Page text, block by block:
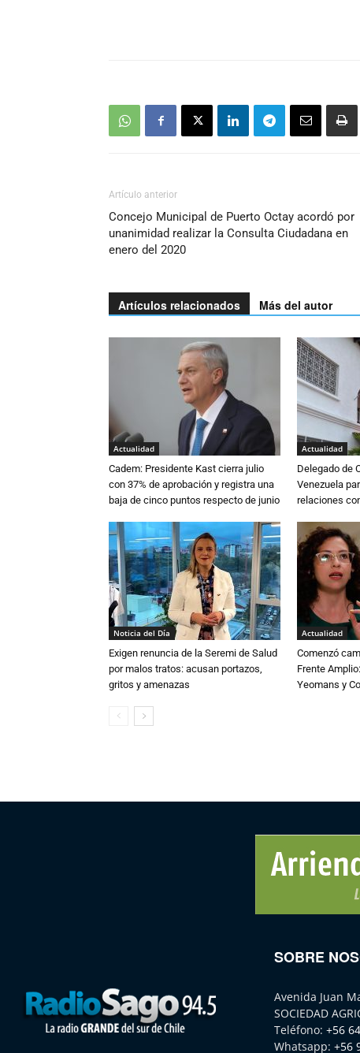
Artículo anterior
Concejo Municipal de Puerto Octay acordó por
unanimidad realizar la Consulta Ciudadana en
enero del 2020
Artículos relacionados Más del autor
Actualidad
Cadem: Presidente Kast cierra julio
con 37% de aprobación y registra una
baja de cinco puntos respecto de junio
Actualidad
Delegado de
Venezuela
relaciones
Noticia del Día
Exigen renuncia de la Seremi de Salud
por malos tratos: acusan portazos,
gritos y amenazas
Actualidad
Comenzó
Frente
Yeomans y
SOBRE
Avenida Juan
SOCIEDAD
Teléfono: +56
Whatsapp: +56